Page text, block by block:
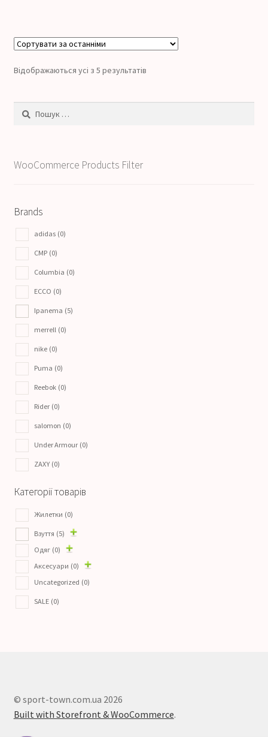
Відображаються усі з 5 результатів
Пошук:
WooCommerce Products Filter
Brands
adidas (0)
CMP (0)
Columbia (0)
ECCO (0)
Ipanema (5)
merrell (0)
nike (0)
Puma (0)
Reebok (0)
Rider (0)
salomon (0)
Under Armour (0)
ZAXY (0)
Категорії товарів
Жилетки (0)
Взуття (5)
Одяг (0)
Аксесуари (0)
Uncategorized (0)
SALE (0)
© sport-town.com.ua 2026
Built with Storefront & WooCommerce.